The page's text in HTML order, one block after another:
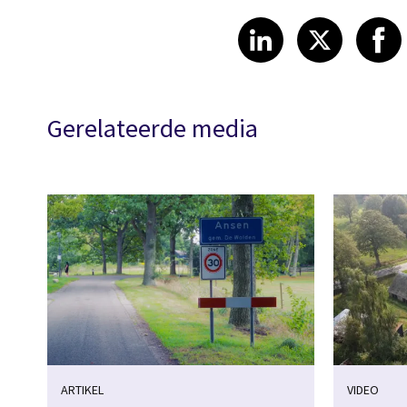
Share article
LinkedIn
Share
X
Gerelateerde media
ARTIKEL VIDEO